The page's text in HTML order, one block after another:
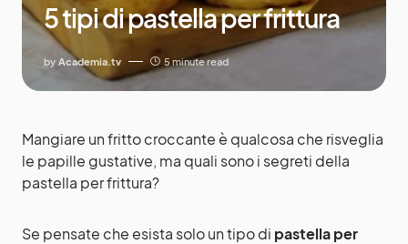
5 tipi di pastella per frittura
by Academia.tv 5 minute read
Mangiare un fritto croccante è qualcosa che risveglia
le papille gustative, ma quali sono i segreti della
pastella per frittura?
Se pensate che esista solo un tipo di pastella per